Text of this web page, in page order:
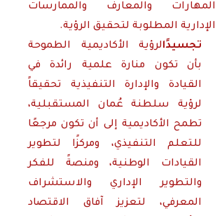
المهارات والمعارف والممارسات
الإدارية المطلوبة لتحقيق الرؤية.
تجسيدًالرؤية الأكاديمية الطموحة
بأن تكون منارة علمية رائدة في
القيادة والإدارة التنفيذية تحقيقاً
لرؤية سلطنة عُمان المستقبلية،
تطمح الأكاديمية إلى أن تكون مرجعًا
للتعلم التنفيذي، ومركزًا لتطوير
القيادات الوطنية، ومنصةً للفكر
والتطوير الإداري والاستشراف
المعرفي، لتعزيز آفاق الاقتصاد